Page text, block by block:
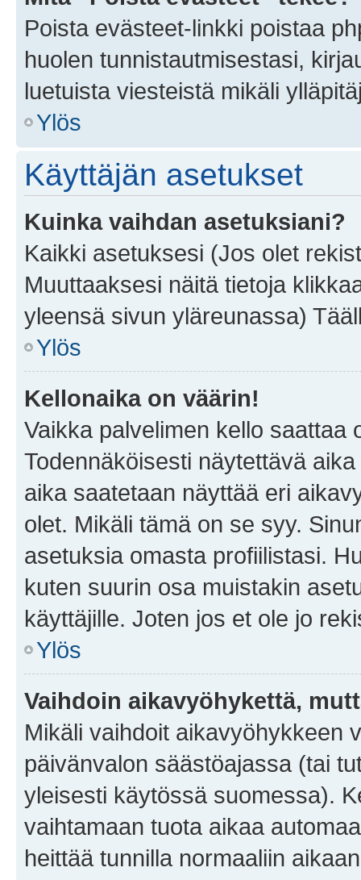
Poista evästeet-linkki poistaa
huolen tunnistautmisestasi,
luetuista viesteistä mikäli
Ylös
Käyttäjän asetukset
Kuinka vaihdan asetuksiani?
Kaikki asetuksesi (Jos olet
Muuttaaksesi näitä tietoja
yleensä sivun yläreunassa)
Ylös
Kellonaika on väärin!
Vaikka palvelimen kello saattaa
Todennäköisesti näytettävä
aika saatetaan näyttää eri
olet. Mikäli tämä on se syy.
asetuksia omasta profiilistasi.
kuten suurin osa muistakin
käyttäjille. Joten jos et ole jo
Ylös
Vaihdoin aikavyöhykettä,
Mikäli vaihdoit aikavyöhykkeen
päivänvalon säästöajassa (tai
yleisesti käytössä suomessa).
vaihtamaan tuota aikaa
heittää tunnilla normaaliin